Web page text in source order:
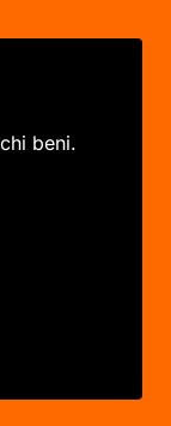
beni.